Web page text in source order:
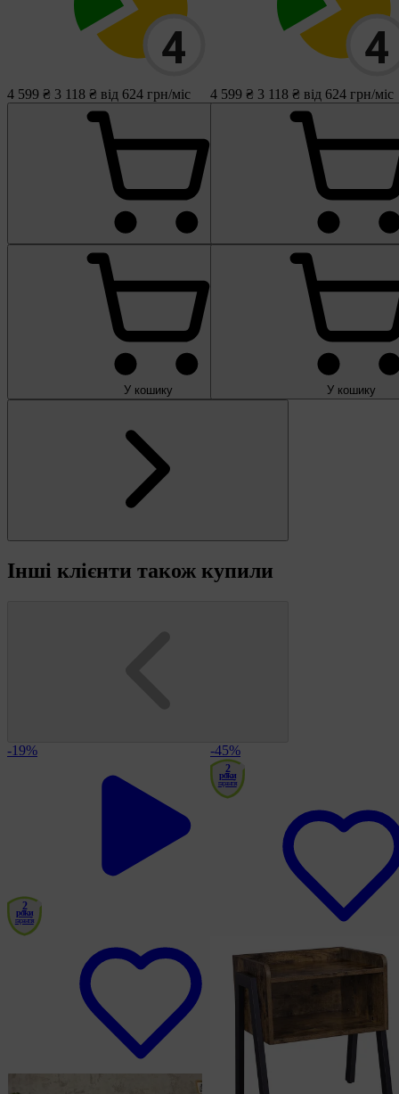
4 599 ₴ 3 118 ₴ від 624 грн/міс
У кошику
4 599 ₴ 3 118 ₴ від 624 грн/міс
У кошику
Інші клієнти також купили
-19%
2
роки
гарантія
-45%
2
роки
гарантія